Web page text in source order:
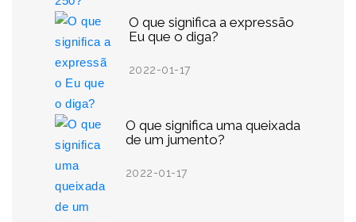
O que significa a expressão
Eu que o diga?
2022-01-17
O que significa uma queixada
de um jumento?
2022-01-17